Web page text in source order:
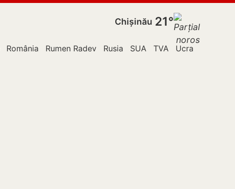
Chișinău 21°
România Rumen Radev Rusia SUA TVA Ucraina